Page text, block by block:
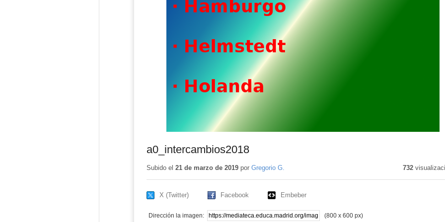
a0_intercambios2018
Subido el 21 de marzo de 2019por Gregorio G. 732
X (Twitter) Facebook Embeber
Dirección la imagen: (800 x 600 px)